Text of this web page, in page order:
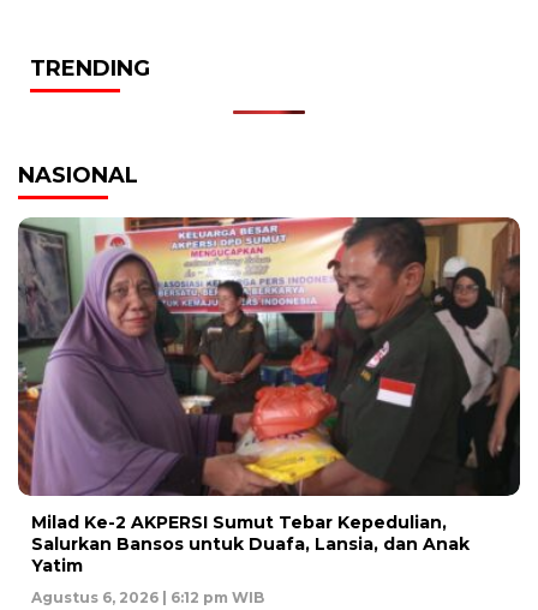
TRENDING
NASIONAL
Milad Ke-2 AKPERSI Sumut Tebar Kepedulian,
Salurkan Bansos untuk Duafa, Lansia, dan Anak
Yatim
Agustus 6, 2026 | 6:12 pm WIB